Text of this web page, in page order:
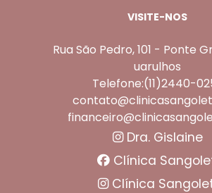
VISITE-NOS
Rua São Pedro, 101 - Ponte
uarulhos
Telefone:(11)2440-
Dra. Gislaine
Clínica
Clínica